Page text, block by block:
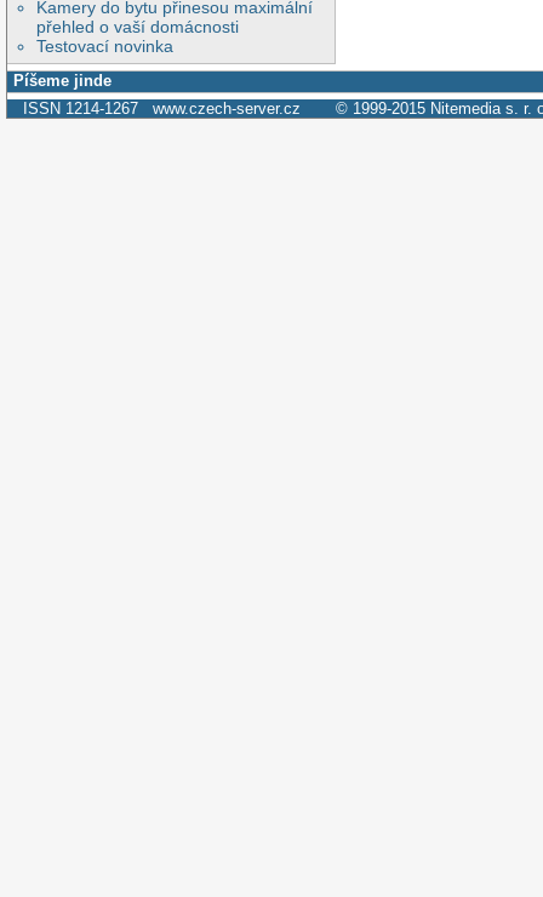
Kamery do bytu přinesou maximální
přehled o vaší domácnosti
Testovací novinka
Píšeme jinde
ISSN 1214-1267 www.czech-server.cz © 1999-2015 Nitemedia s. r.